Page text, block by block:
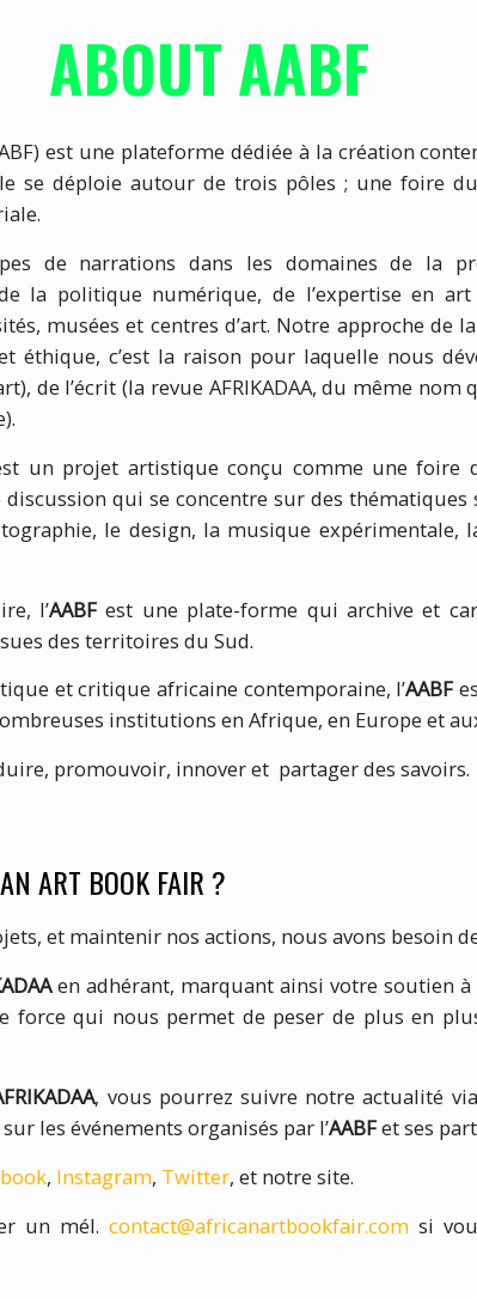
ABOUT AABF
est une plateforme dédiée à la création
se déploie autour de trois pôles ; une foire
de narrations dans les domaines de la
la politique numérique, de l’expertise en
musées et centres d’art. Notre approche de
éthique, c’est la raison pour laquelle nous
de l’écrit (la revue AFRIKADAA, du même nom
un projet artistique conçu comme une foire
qui se concentre sur des thématiques
le design, la musique expérimentale,
l’AABF est une plate-forme qui archive et
des territoires du Sud.
et critique africaine contemporaine, l’AABF
institutions en Afrique, en Europe et
promouvoir, innover et partager des savoirs.
ART BOOK FAIR ?
et maintenir nos actions, nous avons besoin
en adhérant, marquant ainsi votre soutien à
force qui nous permet de peser de plus en
, vous pourrez suivre notre actualité
les événements organisés par l’AABFet ses
, Instagram, Twitter, et notre site.
un mél. contact@africanartbookfair.comsi